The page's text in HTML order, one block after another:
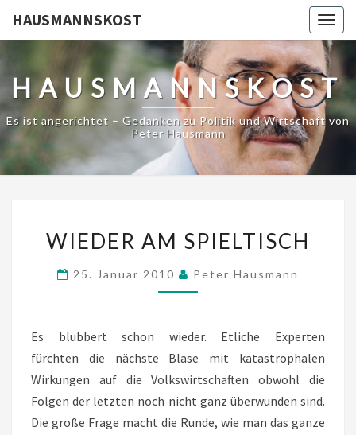
HAUSMANNSKOST
HAUSMANNSKOST
Es ist angerichtet – Gedanken zu Politik und Wirtschaft von
Peter Hausmann
AM
SPIELTISCH
WIEDER AM SPIELTISCH
25. Januar 2010 Peter Hausmann
Es blubbert schon wieder. Etliche Experten
fürchten die nächste Blase mit katastrophalen
Wirkungen auf die Volkswirtschaften obwohl die
Folgen der letzten noch nicht ganz überwunden sind.
Die große Frage macht die Runde, wie man das ganze